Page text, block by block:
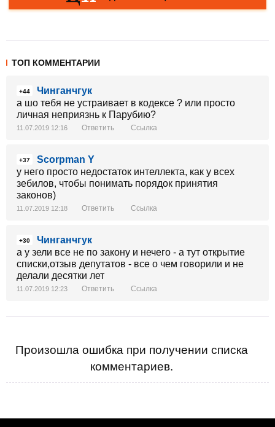
ТОП КОММЕНТАРИИ
+44
Чинганчгук
а шо тебя не устраивает в кодексе ? или просто
личная неприязнь к Парубию?
11.07.2019 12:16 Ответить Ссылка
+37
Scorpman Y
у него просто недостаток интеллекта, как у всех
зебилов, чтобы понимать порядок принятия
законов)
11.07.2019 12:18 Ответить Ссылка
+30
Чинганчгук
а у зели все не по закону и нечего - а тут открытие
списки,отзыв депутатов - все о чем говорили и не
делали десятки лет
11.07.2019 12:23 Ответить Ссылка
Произошла ошибка при получении списка
комментариев.